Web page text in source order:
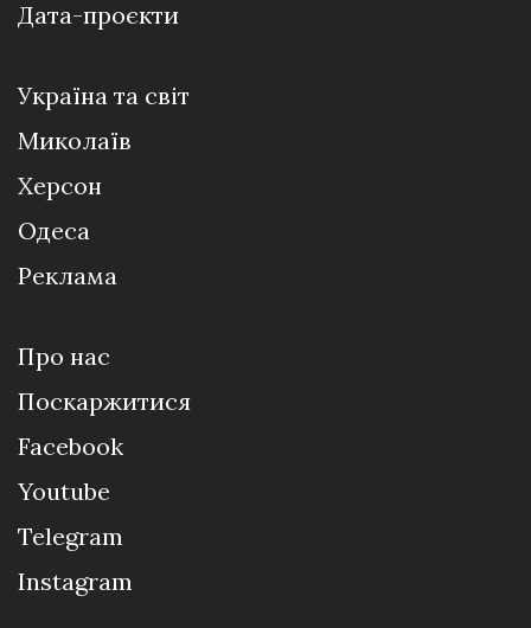
Дата-проєкти
Україна та світ
Миколаїв
Херсон
Одеса
Реклама
Про нас
Поскаржитися
Facebook
Youtube
Telegram
Instagram